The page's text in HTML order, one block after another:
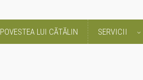
POVESTEA LUI CĂTĂLIN SERVICII